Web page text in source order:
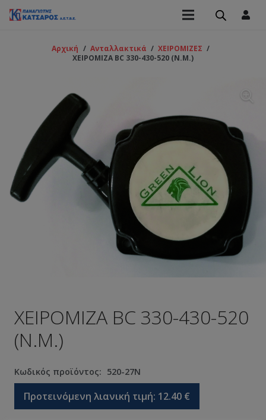
Αρχική / Ανταλλακτικά / ΧΕΙΡΟΜΙΖΕΣ /
ΧΕΙΡΟΜΙΖΑ BC 330-430-520 (N.M.)
ΧΕΙΡΟΜΙΖΑ BC 330-430-520
(N.M.)
Κωδικός προϊόντος: 520-27Ν
Προτεινόμενη λιανική τιμή: 12.40 €